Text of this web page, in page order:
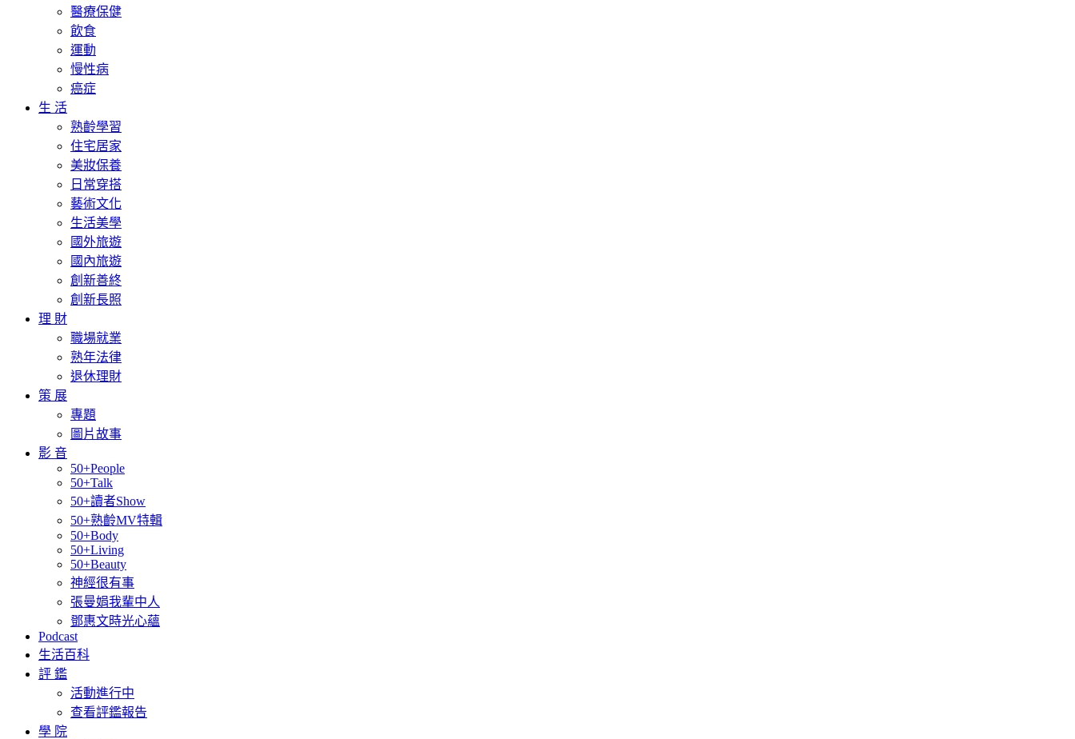
醫療保健
飲食
運動
慢性病
癌症
生 活
熟齡學習
住宅居家
美妝保養
日常穿搭
藝術文化
生活美學
國外旅遊
國內旅遊
創新善終
創新長照
理 財
職場就業
熟年法律
退休理財
策 展
專題
圖片故事
影 音
50+People
50+Talk
50+讀者Show
50+熟齡MV特輯
50+Body
50+Living
50+Beauty
神經很有事
張曼娟我輩中人
鄧惠文時光心蘊
Podcast
生活百科
評 鑑
活動進行中
查看評鑑報告
學 院